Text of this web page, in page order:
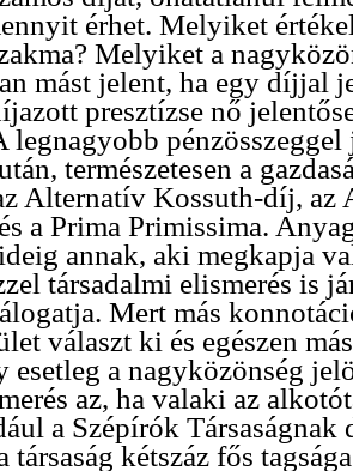
érhet. Melyiket
Melyiket a
mást jelent, ha egy díjjal
presztízse nő
legnagyobb
természetesen a
Alternatív Kossuth-díj, az
a Prima Primissima.
annak, aki megkapja
társadalmi elismerés is
Mert más
választ ki és egészen
esetleg a nagyközönség
az, ha valaki az
a Szépírók Társaságnak
társaság kétszáz fős